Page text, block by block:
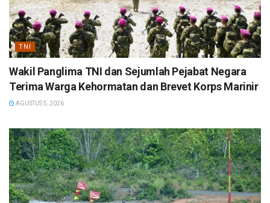
TNI
Wakil Panglima TNI dan Sejumlah Pejabat Negara
Terima Warga Kehormatan dan Brevet Korps Marinir
AGUSTUS 5, 2026